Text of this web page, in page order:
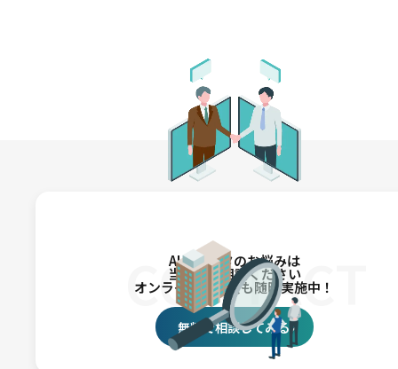
CONTACT
AI・データのお悩みは
当社にご相談ください
オンライン相談会も随時実施中！
無料で相談してみる